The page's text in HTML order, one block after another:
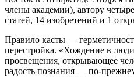
члены академии), автору
статей, 14 изобретений и 1
Правило касты —
перестройка. «Хождение в
просвещения, открывающее
радость познания — по-